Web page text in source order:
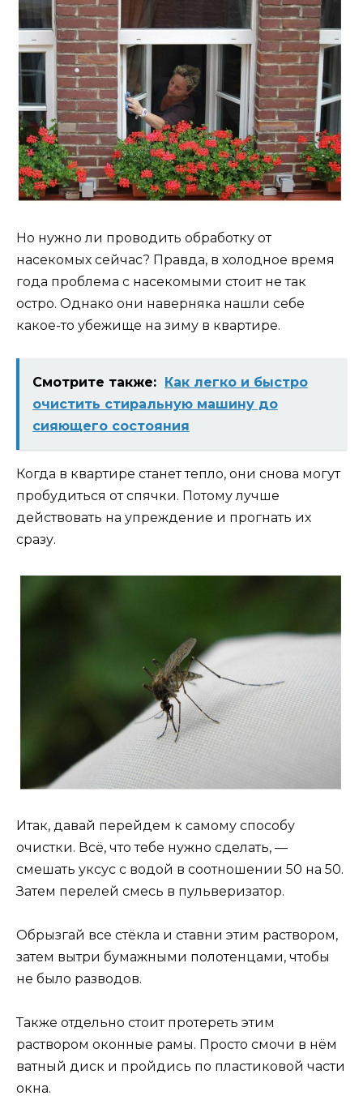
Но нужно ли проводить обработку от
насекомых сейчас? Правда, в холодное время
года проблема с насекомыми стоит не так
остро. Однако они наверняка нашли себе
какое-то убежище на зиму в квартире.
Смотрите также: Как легко и быстро
очистить стиральную машину до
сияющего состояния
Когда в квартире станет тепло, они снова могут
пробудиться от спячки. Потому лучше
действовать на упреждение и прогнать их
сразу.
Итак, давай перейдем к самому способу
очистки. Всё, что тебе нужно сделать, —
смешать уксус с водой в соотношении 50 на 50.
Затем перелей смесь в пульверизатор.
Обрызгай все стёкла и ставни этим раствором,
затем вытри бумажными полотенцами, чтобы
не было разводов.
Также отдельно стоит протереть этим
раствором оконные рамы. Просто смочи в нём
ватный диск и пройдись по пластиковой части
окна.